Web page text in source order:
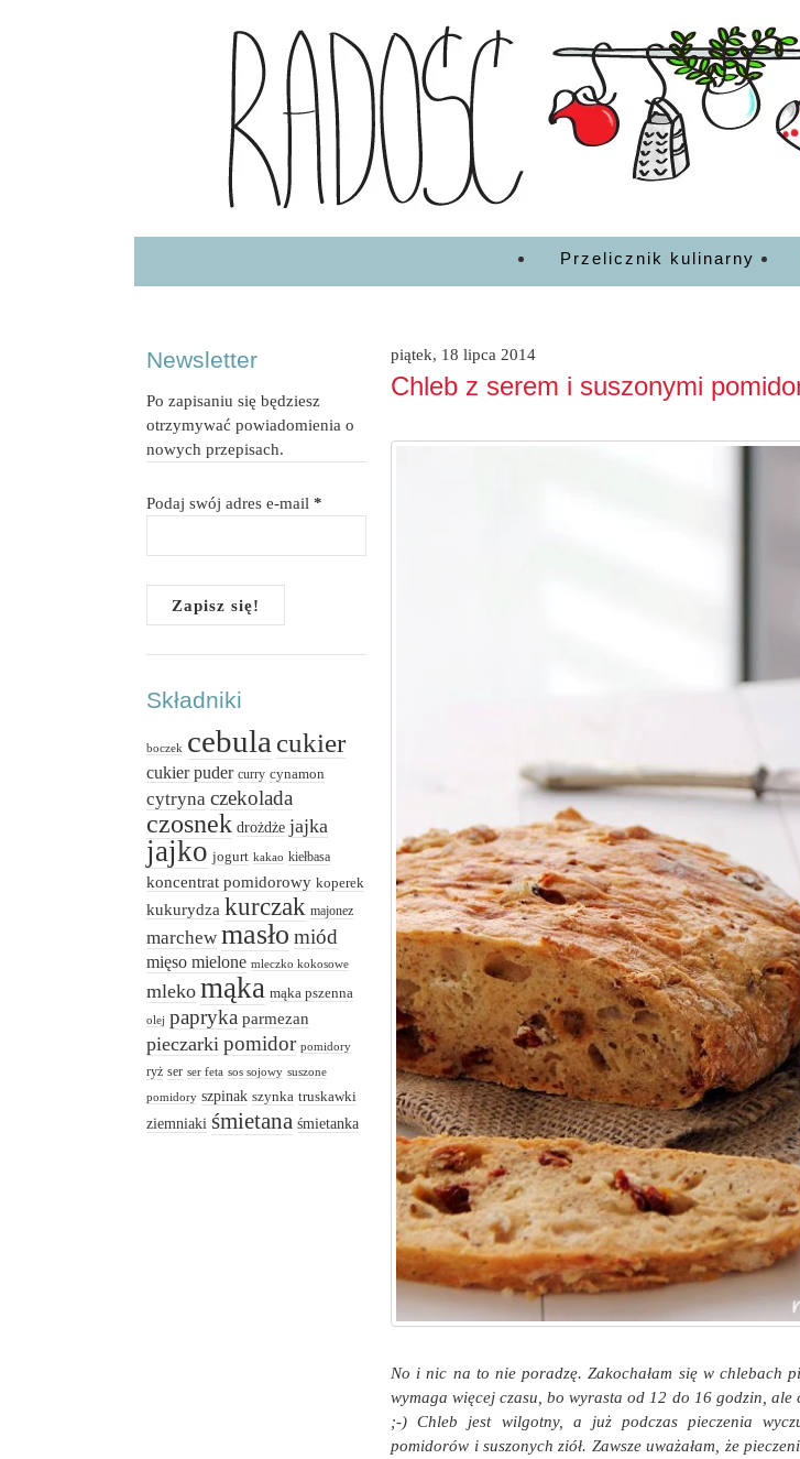
Przelicznik kulinarny
Newsletter
Po zapisaniu się będziesz
otrzymywać powiadomienia o
nowych przepisach.
Podaj swój adres e-mail*
Składniki
boczek cebula cukier
cukier puder curry cynamon
cytryna czekolada
czosnek drożdże jajka
jajko jogurt kakao kiełbasa
koncentrat pomidorowy koperek
kukurydza kurczak majonez
marchew masło miód
mięso mielone mleczko kokosowe
mleko mąka mąka pszenna
olej papryka parmezan
pieczarki pomidor pomidory
ryż ser ser feta sos sojowy suszone
pomidory szpinak szynka truskawki
ziemniaki śmietana śmietanka
piątek, 18 lipca 2014
Chleb z serem i suszonymi
No i nic na to nie poradzę. Zakochałam się w chlebach
wymaga więcej czasu, bo wyrasta od 12 do 16 godzin,
;-) Chleb jest wilgotny, a już podczas pieczenia
pomidorów i suszonych ziół. Zawsze uważałam, że